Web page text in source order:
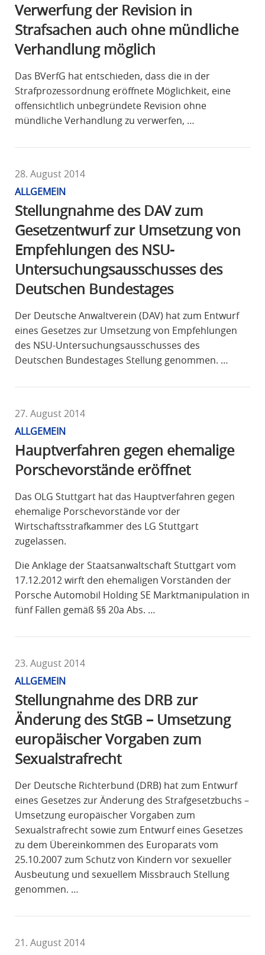
Verwerfung der Revision in
Strafsachen auch ohne mündliche
Verhandlung möglich
Das BVerfG hat entschieden, dass die in der
Strafprozessordnung eröffnete Möglichkeit, eine
offensichtlich unbegründete Revision ohne
mündliche Verhandlung zu verwerfen, …
28. August 2014
ALLGEMEIN
Stellungnahme des DAV zum
Gesetzentwurf zur Umsetzung von
Empfehlungen des NSU-
Untersuchungsausschusses des
Deutschen Bundestages
Der Deutsche Anwaltverein (DAV) hat zum Entwurf
eines Gesetzes zur Umsetzung von Empfehlungen
des NSU-Untersuchungsausschusses des
Deutschen Bundestages Stellung genommen. …
27. August 2014
ALLGEMEIN
Hauptverfahren gegen ehemalige
Porschevorstände eröffnet
Das OLG Stuttgart hat das Hauptverfahren gegen
ehemalige Porschevorstände vor der
Wirtschaftsstrafkammer des LG Stuttgart
zugelassen.
Die Anklage der Staatsanwaltschaft Stuttgart vom
17.12.2012 wirft den ehemaligen Vorständen der
Porsche Automobil Holding SE Marktmanipulation in
fünf Fällen gemäß §§ 20a Abs. …
23. August 2014
ALLGEMEIN
Stellungnahme des DRB zur
Änderung des StGB – Umsetzung
europäischer Vorgaben zum
Sexualstrafrecht
Der Deutsche Richterbund (DRB) hat zum Entwurf
eines Gesetzes zur Änderung des Strafgesetzbuchs –
Umsetzung europäischer Vorgaben zum
Sexualstrafrecht sowie zum Entwurf eines Gesetzes
zu dem Übereinkommen des Europarats vom
25.10.2007 zum Schutz von Kindern vor sexueller
Ausbeutung und sexuellem Missbrauch Stellung
genommen. …
21. August 2014